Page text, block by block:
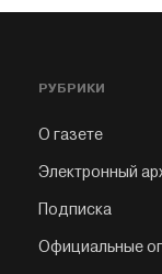
РУБРИКИ
О газете
Электронный
Подписка
Официальные